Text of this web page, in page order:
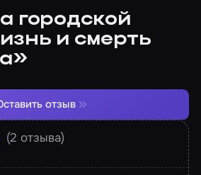
городской
и смерть
(2 отзыва)
отзыв